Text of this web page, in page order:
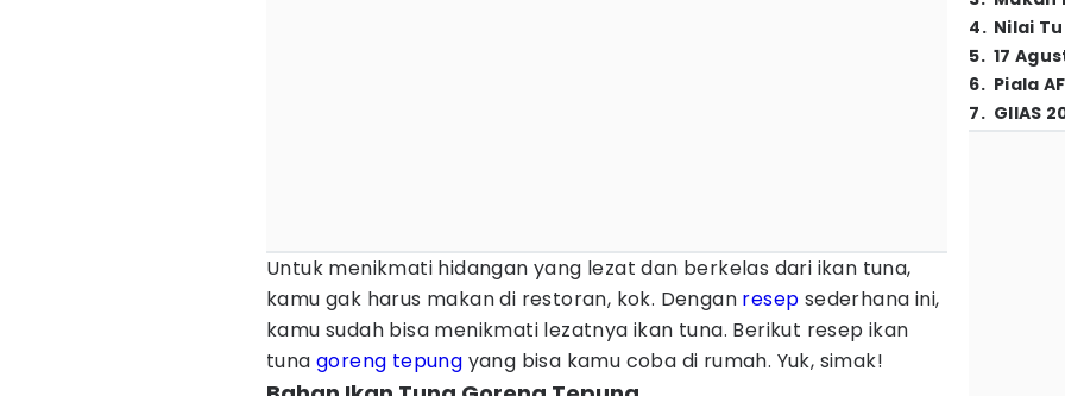
Untuk menikmati hidangan yang lezat dan berkelas dari ikan tuna,
kamu gak harus makan di restoran, kok. Dengan resep sederhana ini,
kamu sudah bisa menikmati lezatnya ikan tuna. Berikut resep ikan
tuna goreng tepung yang bisa kamu coba di rumah. Yuk, simak!
4. Nilai
5. 17
6. Piala
7. GIIAS